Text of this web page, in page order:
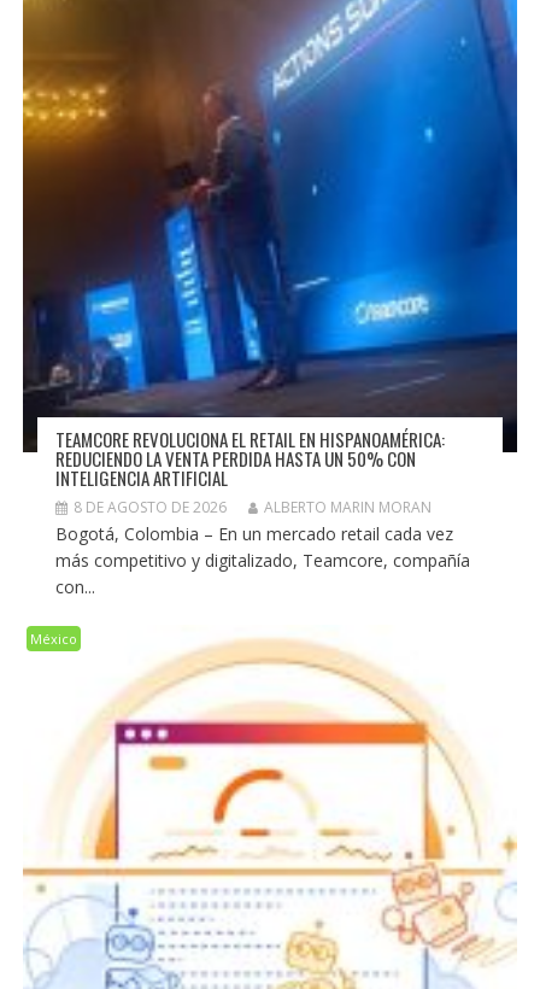
TEAMCORE REVOLUCIONA EL RETAIL EN HISPANOAMÉRICA:
REDUCIENDO LA VENTA PERDIDA HASTA UN 50% CON
INTELIGENCIA ARTIFICIAL
8 DE AGOSTO DE 2026 ALBERTO MARIN MORAN
Bogotá, Colombia – En un mercado retail cada vez
más competitivo y digitalizado, Teamcore, compañía
con...
México